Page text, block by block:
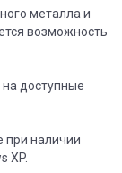
металла и
возможность
доступные
при наличии
XP.